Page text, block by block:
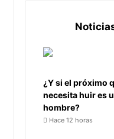
¿Y si el próximo
necesita huir es
hombre?
Hace 12 horas